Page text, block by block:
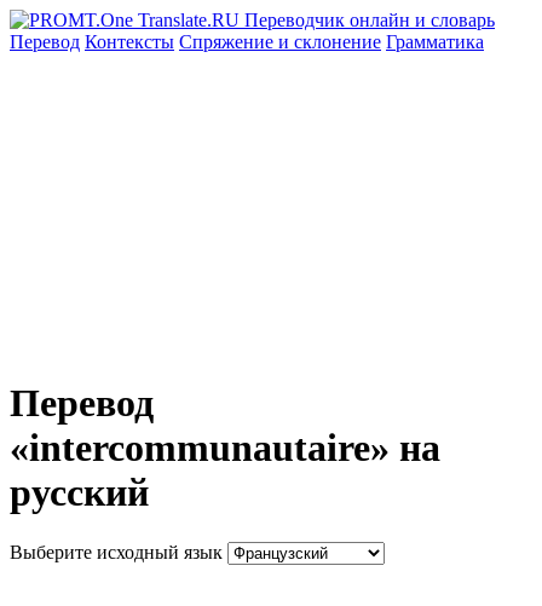
Перевод Контексты Спряжение и склонение Грамматика
Перевод
«intercommunautaire» на
русский
Выберите исходный язык